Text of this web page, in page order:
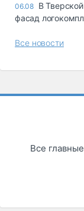
06.08 В
фасад
Все новости
Все